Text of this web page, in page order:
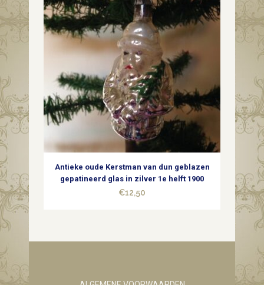
Antieke oude Kerstman van dun geblazen
gepatineerd glas in zilver 1e helft 1900
€12,50